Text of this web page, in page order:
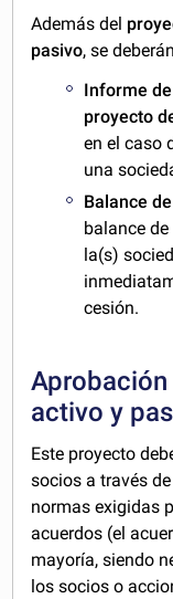
Además del
pasivo, se
Informe
proyecto
en el caso
una
Balance
balance
la(s)
cesión.
Aprobación
activo y
Este proyecto
socios a través
normas exigidas
acuerdos (el
mayoría, siendo
los socios o